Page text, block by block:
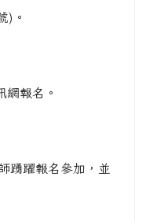
)。
網報名。
踴躍報名參加，並